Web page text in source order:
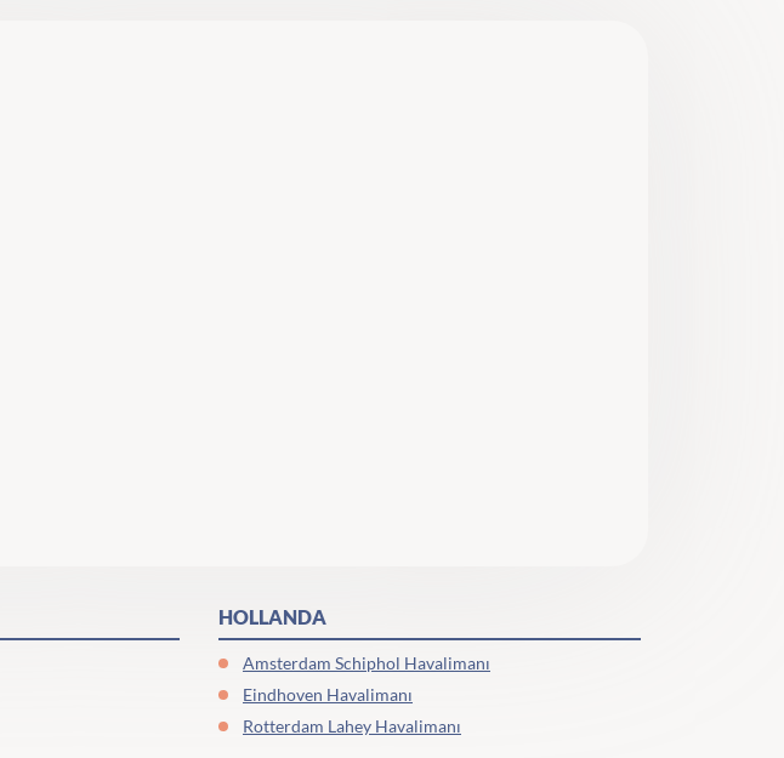
HOLLANDA
Amsterdam Schiphol Havalimanı
Eindhoven Havalimanı
Rotterdam Lahey Havalimanı